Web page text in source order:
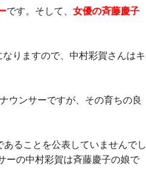
です。そして、 女優の斉藤慶子
りますので、中村彩賀さんはキ
ウンサーですが、その育ちの良
ることを公表していませんでし
ーの中村彩賀は斉藤慶子の娘で